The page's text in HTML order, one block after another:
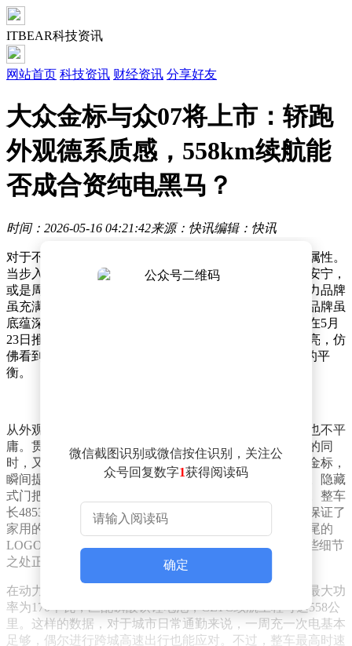
ITBEAR科技资讯
网站首页 科技资讯 财经资讯 分享好友
大众金标与众07将上市：轿跑
外观德系质感，558km续航能
否成合资纯电黑马？
时间：2026-05-16 04:21:42来源：快讯编辑：快讯
对于不少消费者而言，汽车早已超越了单纯的交通工具属性。
当步入一定人生阶段，它更像是下班后停车场里的片刻安宁，
或是周末载着家人出行的安心陪伴。在电车市场，新势力品牌
虽充满创新活力，却似乎少了些岁月沉淀的底蕴；传统品牌虽
底蕴深厚，但在趣味性上又稍显不足。近日，大众即将在5月
23日推出挂有金标的与众07，这一消息让不少人眼前一亮，仿
佛看到了德系老牌车企在“好用”与“聪明”之间找到了新的平
衡。
从外观来看，与众07巧妙地选择了轿跑风格，既不张扬也不平
庸。贯穿式前大灯搭配微微上挑的灯眉，在提升辨识度的同
时，又不会给人过于凶狠的感觉。前机盖上醒目的大众金标，
瞬间提升了整车的质感，相比普通银标，显得更有分量。隐藏
式门把手和贯穿车身的硬朗腰线，让车侧线条流畅修长。整车
长4853mm、轴距2826mm，属于标准的中型车尺寸，既保证了
家用的宽敞空间，驾驶起来又不会有大车的笨重感。车尾的
LOGO采用自发光设计，夜晚点亮时别具一番风味，这些细节
之处正是传统大厂的拿手好戏。
在动力和续航方面，目前申报的车型搭载后置单电机，最大功
率为170千瓦，匹配磷酸铁锂电池，CLTC续航里程可达558公
里。这样的数据，对于城市日常通勤来说，一周充一次电基本
足够，偶尔进行跨城高速出行也能应对。不过，整车最高时速
微信截图识别或微信按住识别，关注公
众号回复数字1获得阅读码
确定